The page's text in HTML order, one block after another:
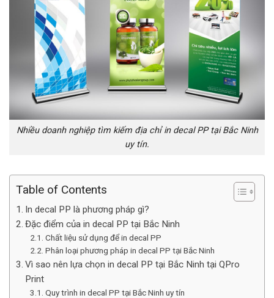
Nhiều doanh nghiệp tìm kiếm địa chỉ in decal PP tại Bắc Ninh
uy tín.
Table of Contents
In decal PP là phương pháp gì?
Đặc điểm của in decal PP tại Bắc Ninh
Chất liệu sử dụng để in decal PP
Phân loại phương pháp in decal PP tại Bắc Ninh
Vì sao nên lựa chọn in decal PP tại Bắc Ninh tại QPro
Print
Quy trình in decal PP tại Bắc Ninh uy tín